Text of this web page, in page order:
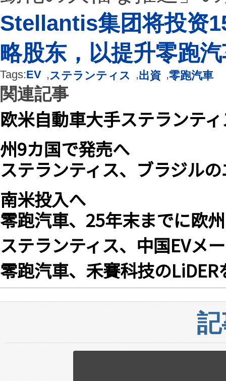
Stellantis集团将投资
略股东，以提升零跑
Tags:EV ,ステランティス ,出資 ,零跑汽車
関連記事
欧米自動車大手ステランテ
州9カ国で発売へ
ステランティス、ブラジル
南米投入へ
零跑汽車、25年末までに欧
ステランティス、中国EVメ
零跑汽車、禾賽科技のLiDER